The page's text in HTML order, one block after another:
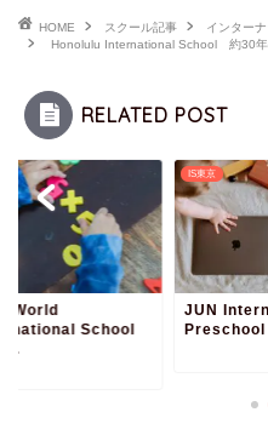
HOME スクール記事 インター
Honolulu International School 約30年
RELATED POST
World
School
...
IS東京
JUN